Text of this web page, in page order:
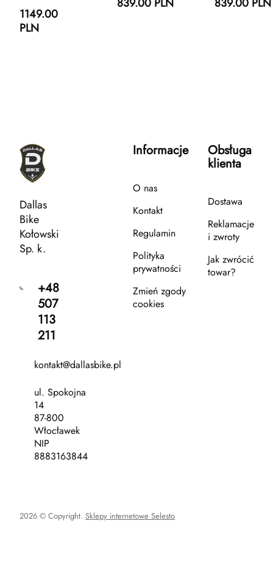
1149.00
PLN
Dallas
Bike
Kołowski
Sp. k.
+48
507
113
211
kontakt@dallasbike.pl
ul. Spokojna
14
87-800
Włocławek
NIP
8883163844
Informacje
O nas
Kontakt
Regulamin
Polityka
prywatności
Zmień zgody
cookies
Obsługa
klienta
Dostawa
Reklamacje
i zwroty
Jak zwrócić
towar?
2026 © Copyright. Sklepy internetowe Selesto